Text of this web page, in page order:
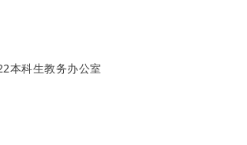
本科生教务办公室